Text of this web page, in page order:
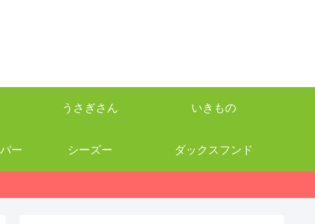
うさぎさん いきもの
ー シーズー ダックスフンド